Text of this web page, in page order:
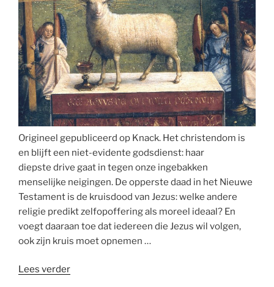
Origineel gepubliceerd op Knack. Het christendom is
en blijft een niet-evidente godsdienst: haar
diepste drive gaat in tegen onze ingebakken
menselijke neigingen. De opperste daad in het Nieuwe
Testament is de kruisdood van Jezus: welke andere
religie predikt zelfopoffering als moreel ideaal? En
voegt daaraan toe dat iedereen die Jezus wil volgen,
ook zijn kruis moet opnemen …
Lees verder“‘Pasen